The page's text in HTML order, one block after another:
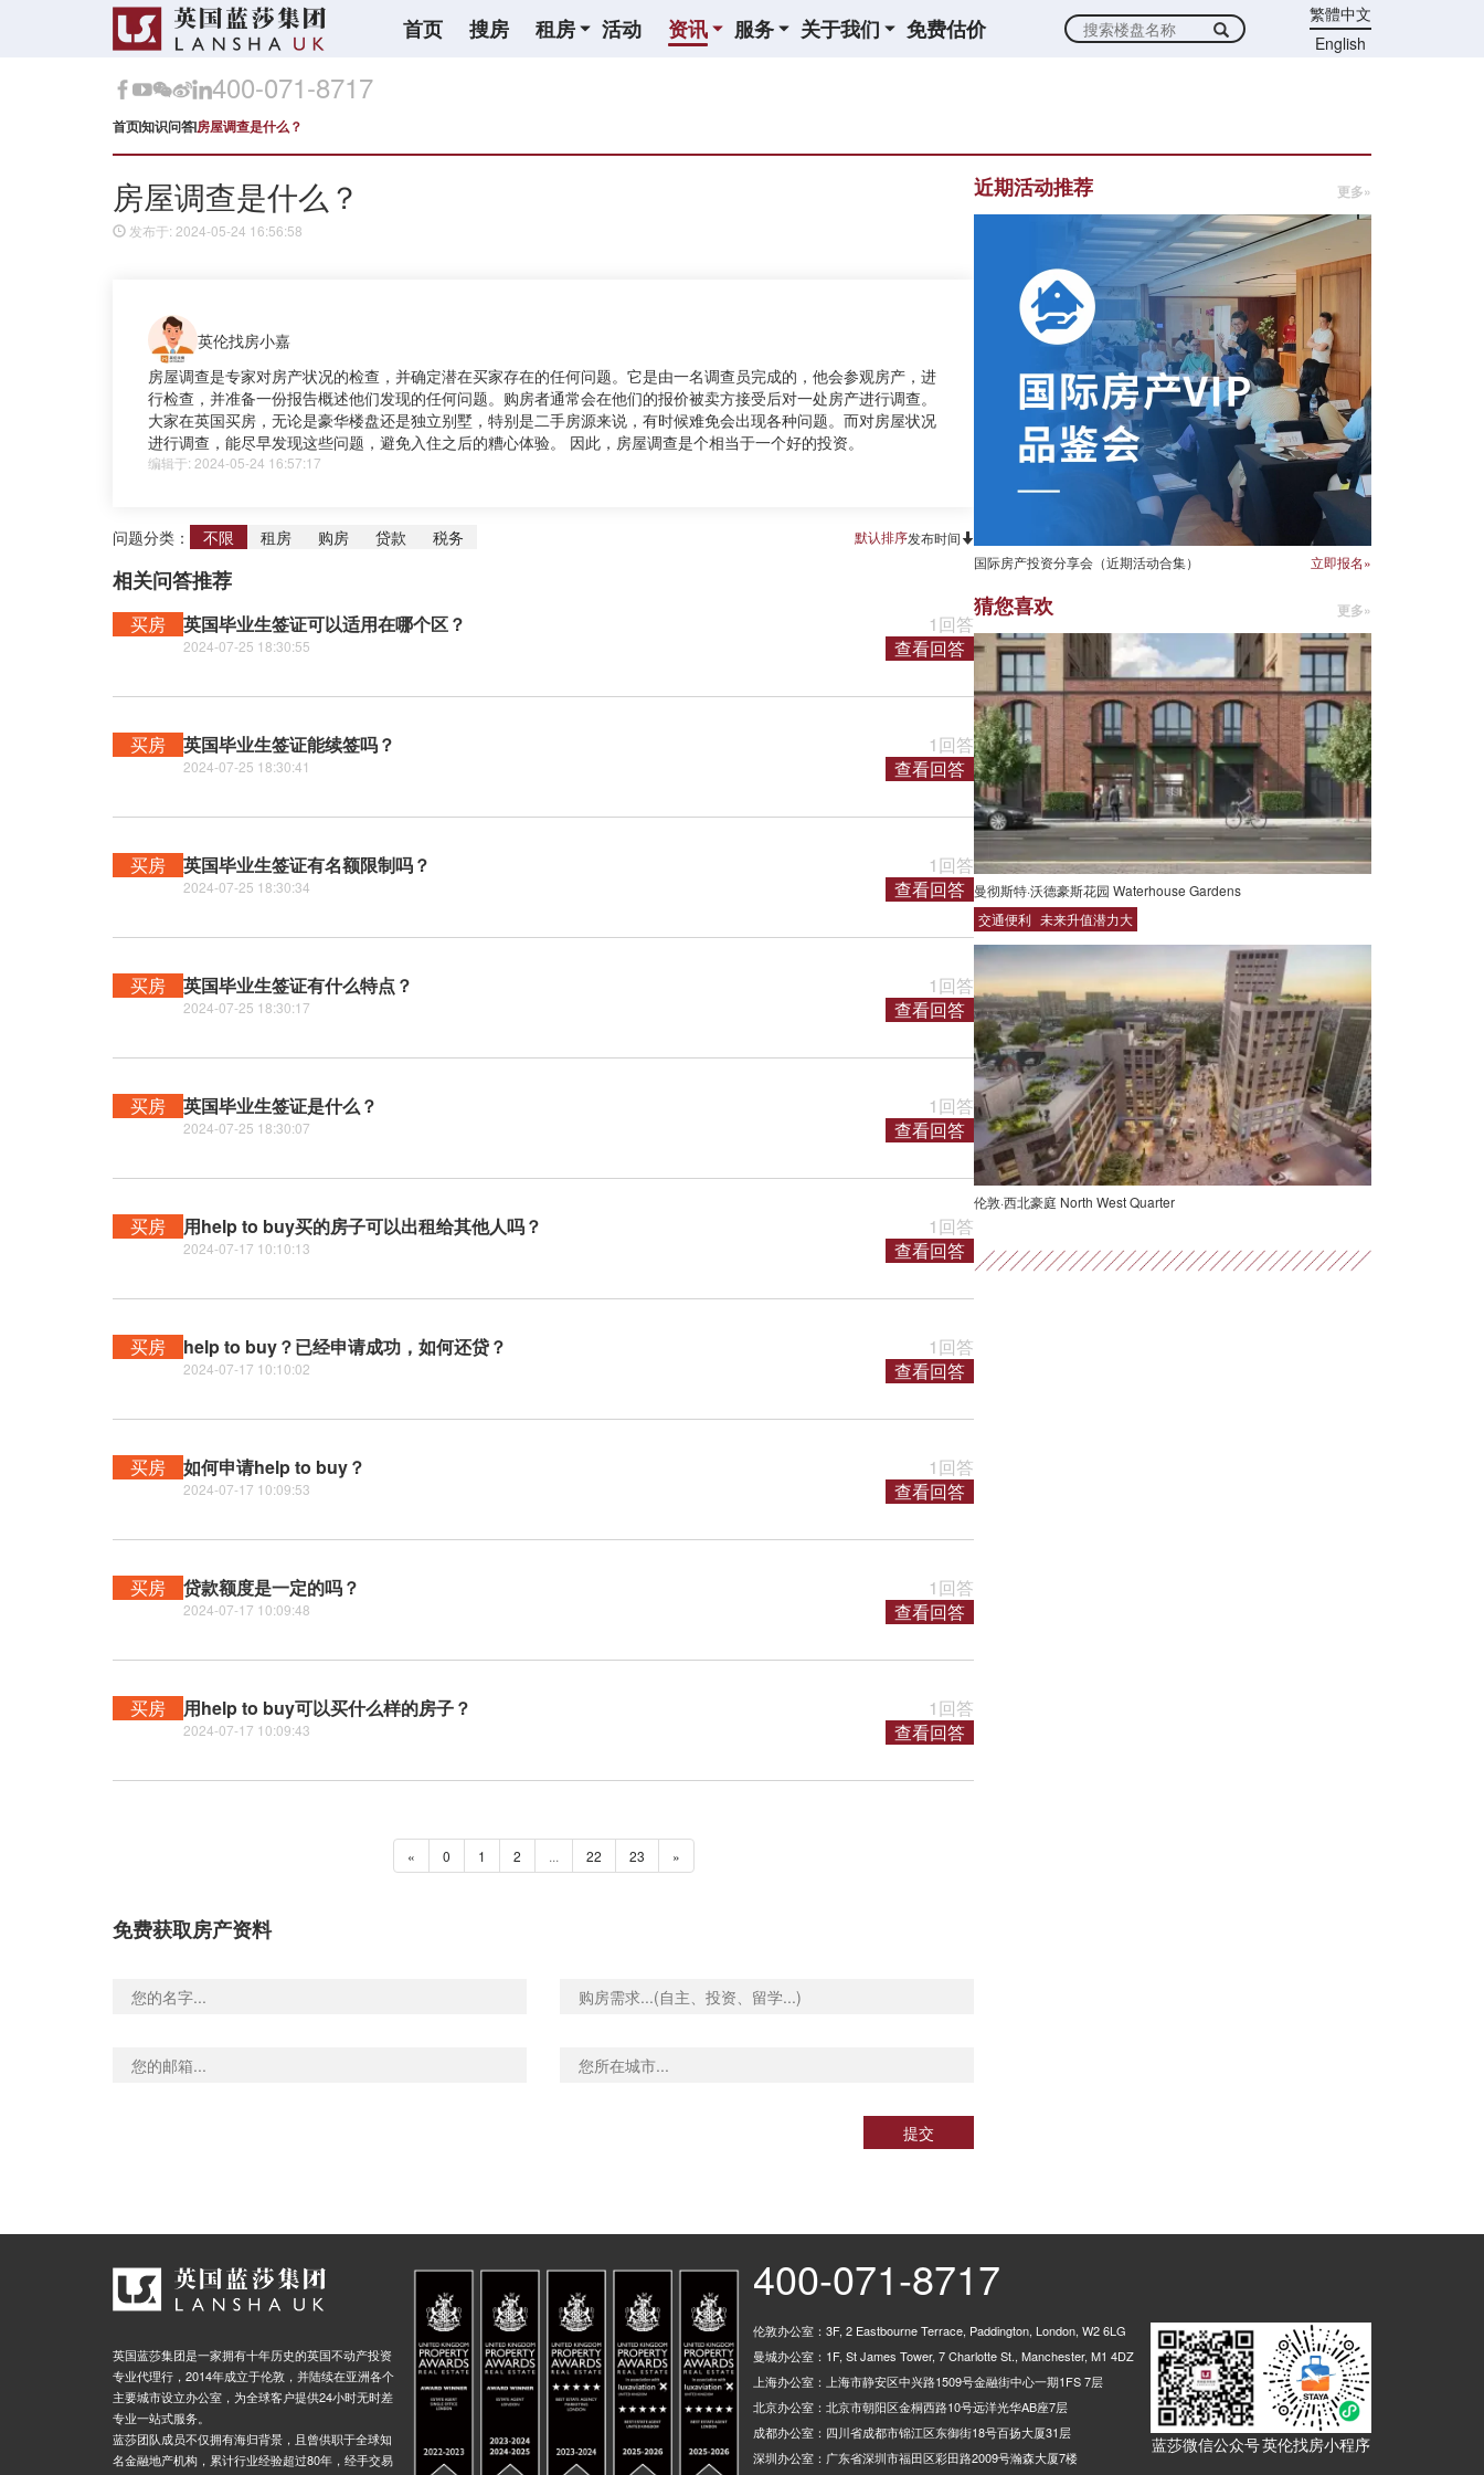
首页 搜房 租房 活动 资讯 服务 关于我们 免费估价
繁體中文
English
400-071-8717
首页知识问答房屋调查是什么？
房屋调查是什么？
发布于: 2024-05-24 16:56:58
英伦找房小嘉
房屋调查是专家对房产状况的检查，并确定潜在买家存在的任何问题。它是由一名调查员完成的，他会参观房产，进
行检查，并准备一份报告概述他们发现的任何问题。购房者通常会在他们的报价被卖方接受后对一处房产进行调查。
大家在英国买房，无论是豪华楼盘还是独立别墅，特别是二手房源来说，有时候难免会出现各种问题。而对房屋状况
进行调查，能尽早发现这些问题，避免入住之后的糟心体验。 因此，房屋调查是个相当于一个好的投资。
编辑于: 2024-05-24 16:57:17
问题分类： 不限 租房 购房 贷款 税务 默认排序发布时间
相关问答推荐
买房 英国毕业生签证可以适用在哪个区？
2024-07-25 18:30:55
1回答
查看回答
买房 英国毕业生签证能续签吗？
2024-07-25 18:30:41
1回答
查看回答
买房 英国毕业生签证有名额限制吗？
2024-07-25 18:30:34
1回答
查看回答
买房 英国毕业生签证有什么特点？
2024-07-25 18:30:17
1回答
查看回答
买房 英国毕业生签证是什么？
2024-07-25 18:30:07
1回答
查看回答
买房 用help to buy买的房子可以出租给其他人吗？
2024-07-17 10:10:13
1回答
查看回答
买房 help to buy？已经申请成功，如何还贷？
2024-07-17 10:10:02
1回答
查看回答
买房 如何申请help to buy？
2024-07-17 10:09:53
1回答
查看回答
买房 贷款额度是一定的吗？
2024-07-17 10:09:48
1回答
查看回答
买房 用help to buy可以买什么样的房子？
2024-07-17 10:09:43
1回答
查看回答
« 0 1 2 ... 22 23 »
免费获取房产资料
提交
近期活动推荐 更多»
国际房产投资分享会（近期活动合集） 立即报名»
猜您喜欢 更多»
曼彻斯特·沃德豪斯花园 Waterhouse Gardens
交通便利 未来升值潜力大
伦敦·西北豪庭 North West Quarter
英国蓝莎集团是一家拥有十年历史的英国不动产投资
专业代理行，2014年成立于伦敦，并陆续在亚洲各个
主要城市设立办公室，为全球客户提供24小时无时差
专业一站式服务。
蓝莎团队成员不仅拥有海归背景，且曾供职于全球知
名金融地产机构，累计行业经验超过80年，经手交易
400-071-8717
伦敦办公室：3F, 2 Eastbourne Terrace, Paddington, London, W2 6LG
曼城办公室：1F, St James Tower, 7 Charlotte St., Manchester, M1 4DZ
上海办公室：上海市静安区中兴路1509号金融街中心一期1FS 7层
北京办公室：北京市朝阳区金桐西路10号远洋光华AB座7层
成都办公室：四川省成都市锦江区东御街18号百扬大厦31层
深圳办公室：广东省深圳市福田区彩田路2009号瀚森大厦7楼
蓝莎微信公众号英伦找房小程序